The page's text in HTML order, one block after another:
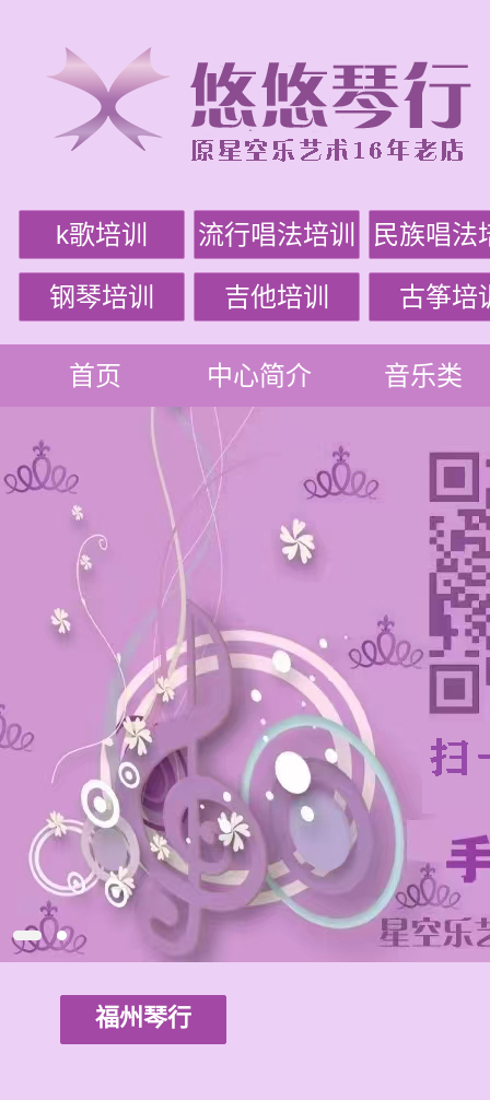
k歌培训 流行唱法培训 民族唱法
钢琴培训 吉他培训 古筝培
首页 中心简介 音乐类
福州琴行